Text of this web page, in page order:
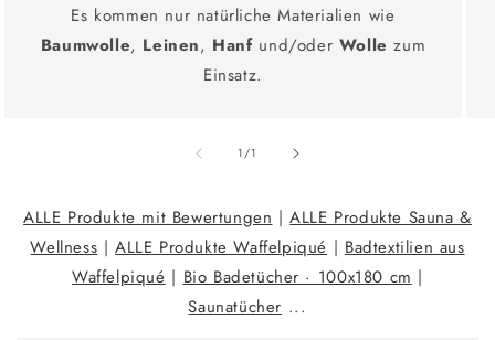
Es kommen nur natürliche Materialien wie
Baumwolle, Leinen, Hanfund/oder Wolle zum
Einsatz.
1/Ab1
ALLE Produkte mit Bewertungen |ALLE Produkte Sauna &
Wellness |ALLE Produkte Waffelpiqué | Badtextilien aus
Waffelpiqué | Bio Badetücher · 100x180 cm |
Saunatücher ...